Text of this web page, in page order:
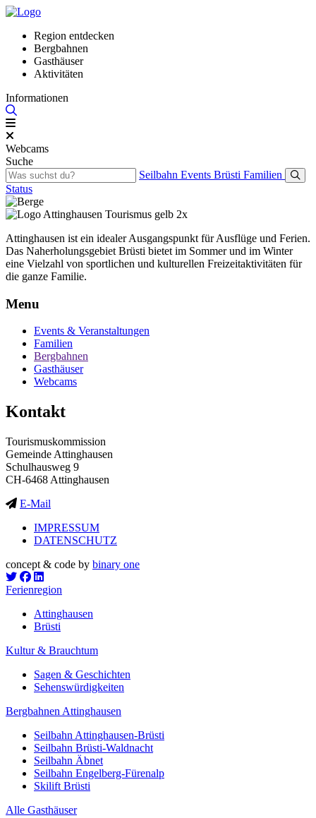
Region entdecken
Bergbahnen
Gasthäuser
Aktivitäten
Informationen
Webcams
Suche
Seilbahn Events Brüsti Familien
Status
Attinghausen ist ein idealer Ausgangspunkt für Ausflüge und Ferien.
Das Naherholungsgebiet Brüsti bietet im Sommer und im Winter
eine Vielzahl von sportlichen und kulturellen Freizeitaktivitäten für
die ganze Familie.
Menu
Events & Veranstaltungen
Familien
Bergbahnen
Gasthäuser
Webcams
Kontakt
Tourismuskommission
Gemeinde Attinghausen
Schulhausweg 9
CH-6468 Attinghausen
E-Mail
IMPRESSUM
DATENSCHUTZ
concept & code by binary one
Ferienregion
Attinghausen
Brüsti
Kultur & Brauchtum
Sagen & Geschichten
Sehenswürdigkeiten
Bergbahnen Attinghausen
Seilbahn Attinghausen-Brüsti
Seilbahn Brüsti-Waldnacht
Seilbahn Äbnet
Seilbahn Engelberg-Fürenalp
Skilift Brüsti
Alle Gasthäuser